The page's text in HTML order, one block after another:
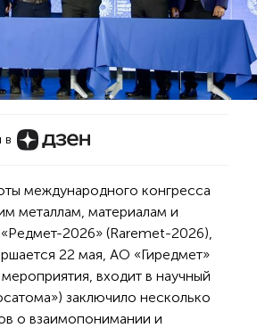
в
международного конгресса
металлам, материалам и
2026» (Raremet-2026),
22 мая, АО «Гиредмет»
входит в научный
заключило несколько
о взаимопонимании и